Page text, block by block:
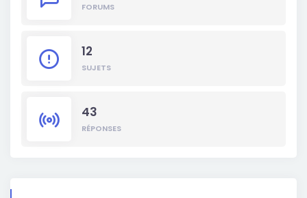
FORUMS
12
SUJETS
43
RÉPONSES